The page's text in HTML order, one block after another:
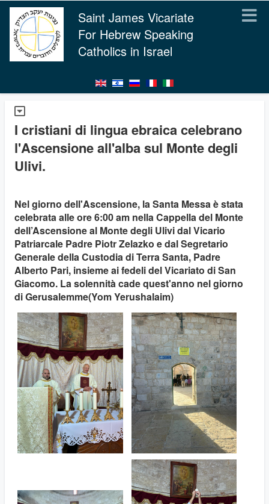
Saint James Vicariate
For Hebrew Speaking
Catholics in Israel
I cristiani di lingua ebraica celebrano
l'Ascensione all'alba sul Monte degli
Ulivi.
Nel giorno dell'Ascensione, la Santa Messa è stata
celebrata alle ore 6:00 am nella Cappella del Monte
dell’Ascensione al Monte degli Ulivi dal Vicario
Patriarcale Padre Piotr Zelazko e dal Segretario
Generale della Custodia di Terra Santa, Padre
Alberto Pari, insieme ai fedeli del Vicariato di San
Giacomo. La solennità cade quest'anno nel giorno
di Gerusalemme(Yom Yerushalaim)